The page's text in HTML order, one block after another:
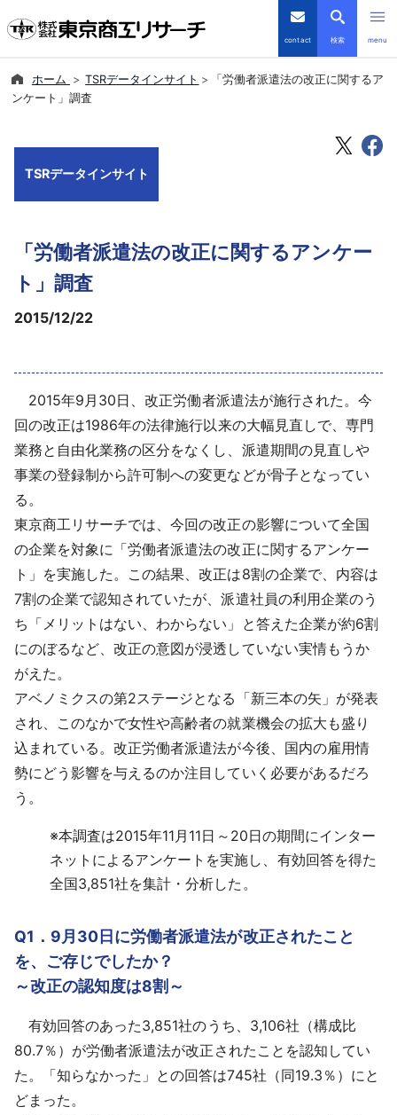
contact 検索 menu
導入事例
採用情報
よくあるご質問
ホーム TSRデータインサイト
「労働者派遣法の改正に関するア
ンケート」調査
TSRデータインサイト
「労働者派遣法の改正に関するアンケー
ト」調査
2015/12/22
2015年9月30日、改正労働者派遣法が施行された。今
回の改正は1986年の法律施行以来の大幅見直しで、専門
業務と自由化業務の区分をなくし、派遣期間の見直しや
事業の登録制から許可制への変更などが骨子となってい
る。
東京商工リサーチでは、今回の改正の影響について全国
の企業を対象に「労働者派遣法の改正に関するアンケー
ト」を実施した。この結果、改正は8割の企業で、内容は
7割の企業で認知されていたが、派遣社員の利用企業のう
ち「メリットはない、わからない」と答えた企業が約6割
にのぼるなど、改正の意図が浸透していない実情もうか
がえた。
アベノミクスの第2ステージとなる「新三本の矢」が発表
され、このなかで女性や高齢者の就業機会の拡大も盛り
込まれている。改正労働者派遣法が今後、国内の雇用情
勢にどう影響を与えるのか注目していく必要があるだろ
う。
※本調査は2015年11月11日～20日の期間にインター
ネットによるアンケートを実施し、有効回答を得た
全国3,851社を集計・分析した。
Q1．9月30日に労働者派遣法が改正されたこと
を、ご存じでしたか？
～改正の認知度は8割～
有効回答のあった3,851社のうち、3,106社（構成比
80.7％）が労働者派遣法が改正されたことを認知してい
た。「知らなかった」との回答は745社（同19.3％）にと
どまった。